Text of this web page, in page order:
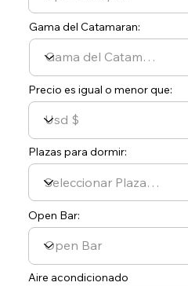
Gama del Catamaran:
Precio es igual o menor que:
Plazas para dormir:
Open Bar:
Aire acondicionado